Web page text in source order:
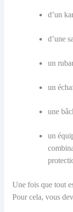
d’un
d’une
un
un
une
un
Une fois que tout
Pour cela, vous